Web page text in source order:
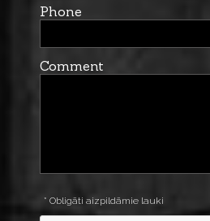
Phone
Comment
* Obligāti aizpildāmie lauki